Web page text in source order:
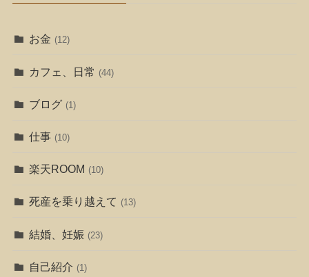
お金 (12)
カフェ、日常 (44)
ブログ (1)
仕事 (10)
楽天ROOM (10)
死産を乗り越えて (13)
結婚、妊娠 (23)
自己紹介 (1)